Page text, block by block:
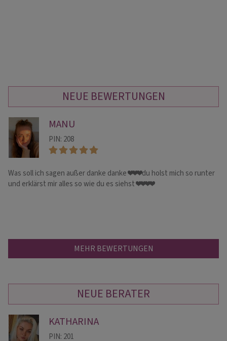
NEUE BEWERTUNGEN
MANU
PIN: 208
Was soll ich sagen außer danke danke ❤️❤️❤️du holst mich so runter
und erklärst mir alles so wie du es siehst ❤️❤️❤️❤️
MEHR BEWERTUNGEN
NEUE BERATER
KATHARINA
PIN: 201